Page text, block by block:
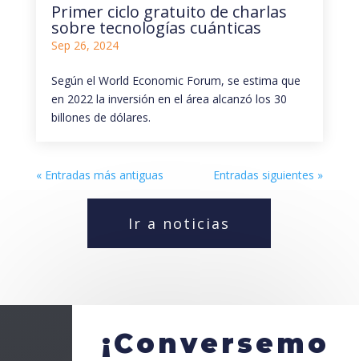
Primer ciclo gratuito de charlas
sobre tecnologías cuánticas
Sep 26, 2024
Según el World Economic Forum, se estima que
en 2022 la inversión en el área alcanzó los 30
billones de dólares.
« Entradas más antiguas Entradas siguientes »
Ir a noticias
¡Conversemo